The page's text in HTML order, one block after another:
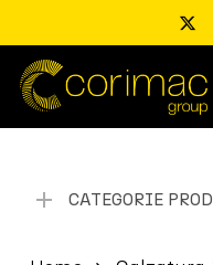
main
content
x-
Ricerca
prodotti
CATEGORIE